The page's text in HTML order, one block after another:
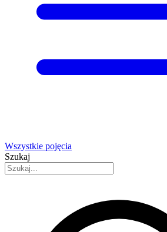
Wszystkie pojęcia
Szukaj